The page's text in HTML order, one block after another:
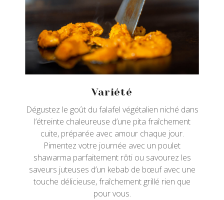
Variété
Dégustez le goût du falafel végétalien niché dans
l’étreinte chaleureuse d’une pita fraîchement
cuite, préparée avec amour chaque jour.
Pimentez votre journée avec un poulet
shawarma parfaitement rôti ou savourez les
saveurs juteuses d’un kebab de bœuf avec une
touche délicieuse, fraîchement grillé rien que
pour vous.